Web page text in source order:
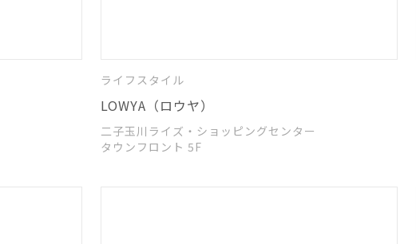
ライフスタイル
LOWYA（ロウヤ）
二子玉川ライズ・ショッピングセンター
タウンフロント 5F